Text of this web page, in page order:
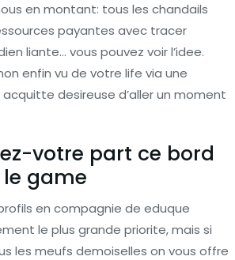
en montant: tous les chandails
payantes avec tracer
liante… vous pouvez voir l’idee.
enfin vu de votre life via une
desireuse d’aller un moment
votre part ce bord
game
en compagnie de eduque
le plus grande priorite, mais si
les meufs demoiselles on vous offre